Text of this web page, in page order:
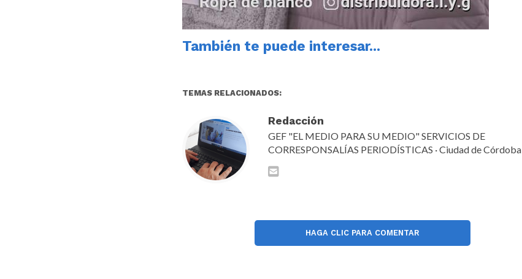
También te puede interesar...
TEMAS RELACIONADOS:
Redacción
GEF "EL MEDIO PARA SU MEDIO" SERVICIOS DE
CORRESPONSALÍAS PERIODÍSTICAS · Ciudad de Córdoba
HAGA CLIC PARA COMENTAR